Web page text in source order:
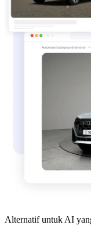
Alternatif untuk AI